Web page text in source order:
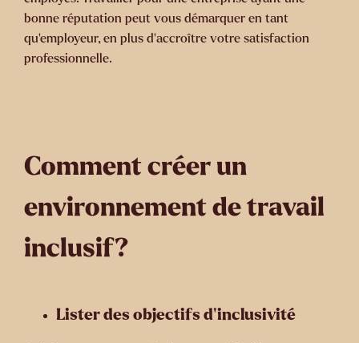
bonne réputation peut vous démarquer en tant
qu’employeur, en plus d’accroître votre satisfaction
professionnelle.
Comment créer un
environnement de travail
inclusif?
Lister des objectifs d’inclusivité